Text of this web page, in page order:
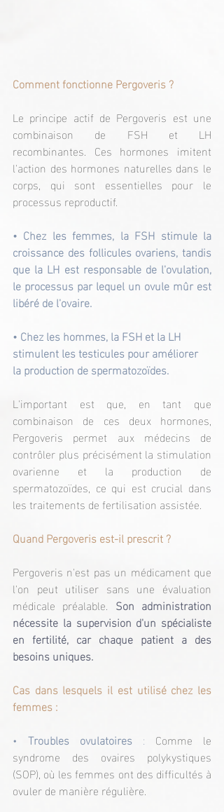
Comment fonctionne Pergoveris ?
Le principe actif de Pergoveris est une
combinaison de FSH et LH
recombinantes. Ces hormones imitent
l'action des hormones naturelles dans le
corps, qui sont essentielles pour le
processus reproductif.
• Chez les femmes, la FSH stimule la
croissance des follicules ovariens, tandis
que la LH est responsable de l'ovulation,
le processus par lequel un ovule mûr est
libéré de l'ovaire.
• Chez les hommes, la FSH et la LH
stimulent les testicules pour améliorer
la production de spermatozoïdes.
L'important est que, en tant que
combinaison de ces deux hormones,
Pergoveris permet aux médecins de
contrôler plus précisément la stimulation
ovarienne et la production de
spermatozoïdes, ce qui est crucial dans
les traitements de fertilisation assistée.
Quand Pergoveris est-il prescrit ?
Pergoveris n'est pas un médicament que
l'on peut utiliser sans une évaluation
médicale préalable. Son administration
nécessite la supervision d'un spécialiste
en fertilité, car chaque patient a des
besoins uniques.
Cas dans lesquels il est utilisé chez les
femmes :
• Troubles ovulatoires : Comme le
syndrome des ovaires polykystiques
(SOP), où les femmes ont des difficultés à
ovuler de manière régulière.